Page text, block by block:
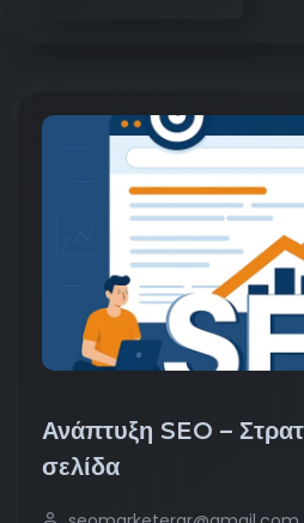
Ανάπτυξη SEO –
σελίδα